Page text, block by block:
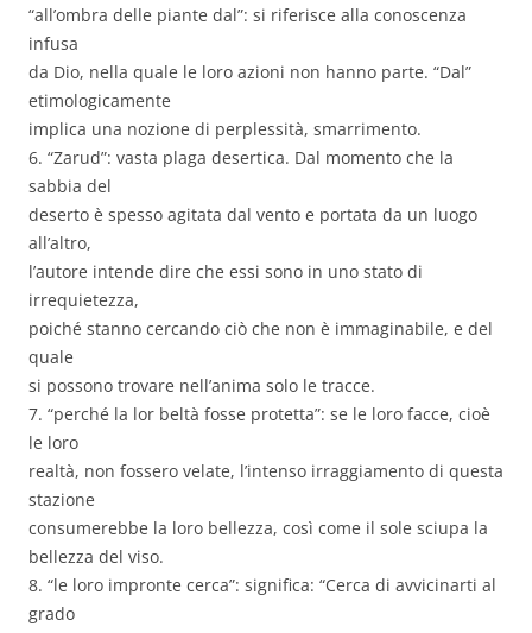
“all’ombra delle piante dal”: si riferisce alla conoscenza
infusa
da Dio, nella quale le loro azioni non hanno parte. “Dal”
etimologicamente
implica una nozione di perplessità, smarrimento.
6. “Zarud”: vasta plaga desertica. Dal momento che la
sabbia del
deserto è spesso agitata dal vento e portata da un luogo
all’altro,
l’autore intende dire che essi sono in uno stato di
irrequietezza,
poiché stanno cercando ciò che non è immaginabile, e del
quale
si possono trovare nell’anima solo le tracce.
7. “perché la lor beltà fosse protetta”: se le loro facce, cioè
le loro
realtà, non fossero velate, l’intenso irraggiamento di questa
stazione
consumerebbe la loro bellezza, così come il sole sciupa la
bellezza del viso.
8. “le loro impronte cerca”: significa: “Cerca di avvicinarti al
grado